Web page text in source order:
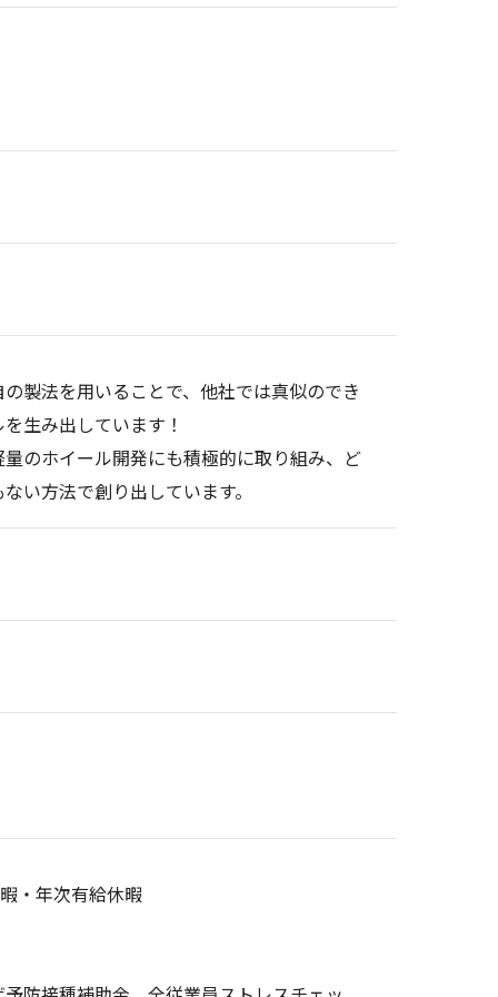
製法を用いることで、他社では真似のでき
生み出しています！
のホイール開発にも積極的に取り組み、ど
い方法で創り出しています。
・年次有給休暇